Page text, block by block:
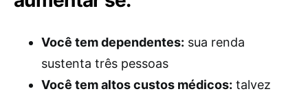
Você tem dependentes: sua renda
sustenta três pessoas
Você tem altos custos médicos: talvez